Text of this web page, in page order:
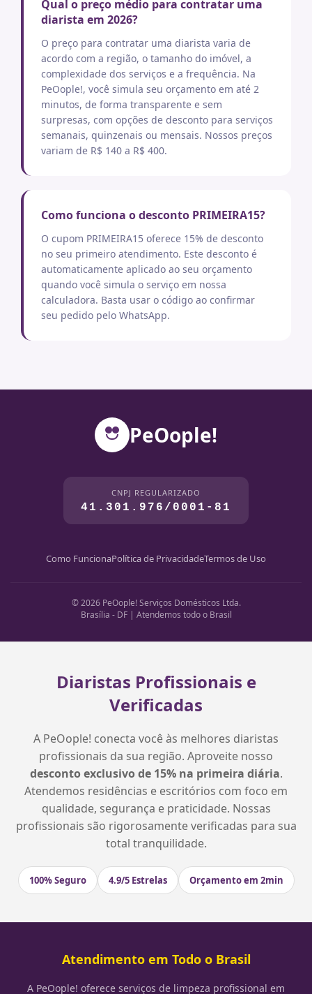
Qual o preço médio para contratar uma
diarista em 2026?
O preço para contratar uma diarista varia de
acordo com a região, o tamanho do imóvel, a
complexidade dos serviços e a frequência. Na
PeOople!, você simula seu orçamento em até 2
minutos, de forma transparente e sem
surpresas, com opções de desconto para serviços
semanais, quinzenais ou mensais. Nossos preços
variam de R$ 140 a R$ 400.
Como funciona o desconto PRIMEIRA15?
O cupom PRIMEIRA15 oferece 15% de desconto
no seu primeiro atendimento. Este desconto é
automaticamente aplicado ao seu orçamento
quando você simula o serviço em nossa
calculadora. Basta usar o código ao confirmar
seu pedido pelo WhatsApp.
PeOople!
CNPJ REGULARIZADO
41.301.976/0001-81
Como FuncionaPolítica de PrivacidadeTermos de Uso
© 2026 PeOople! Serviços Domésticos Ltda.
Brasília - DF | Atendemos todo o Brasil
Diaristas Profissionais e
Verificadas
A PeOople! conecta você às melhores diaristas
profissionais da sua região. Aproveite nosso
desconto exclusivo de 15% na primeira diária.
Atendemos residências e escritórios com foco em
qualidade, segurança e praticidade. Nossas
profissionais são rigorosamente verificadas para sua
total tranquilidade.
100% Seguro 4.9/5 Estrelas Orçamento em 2min
Atendimento em Todo o Brasil
A PeOople! oferece serviços de limpeza profissional em